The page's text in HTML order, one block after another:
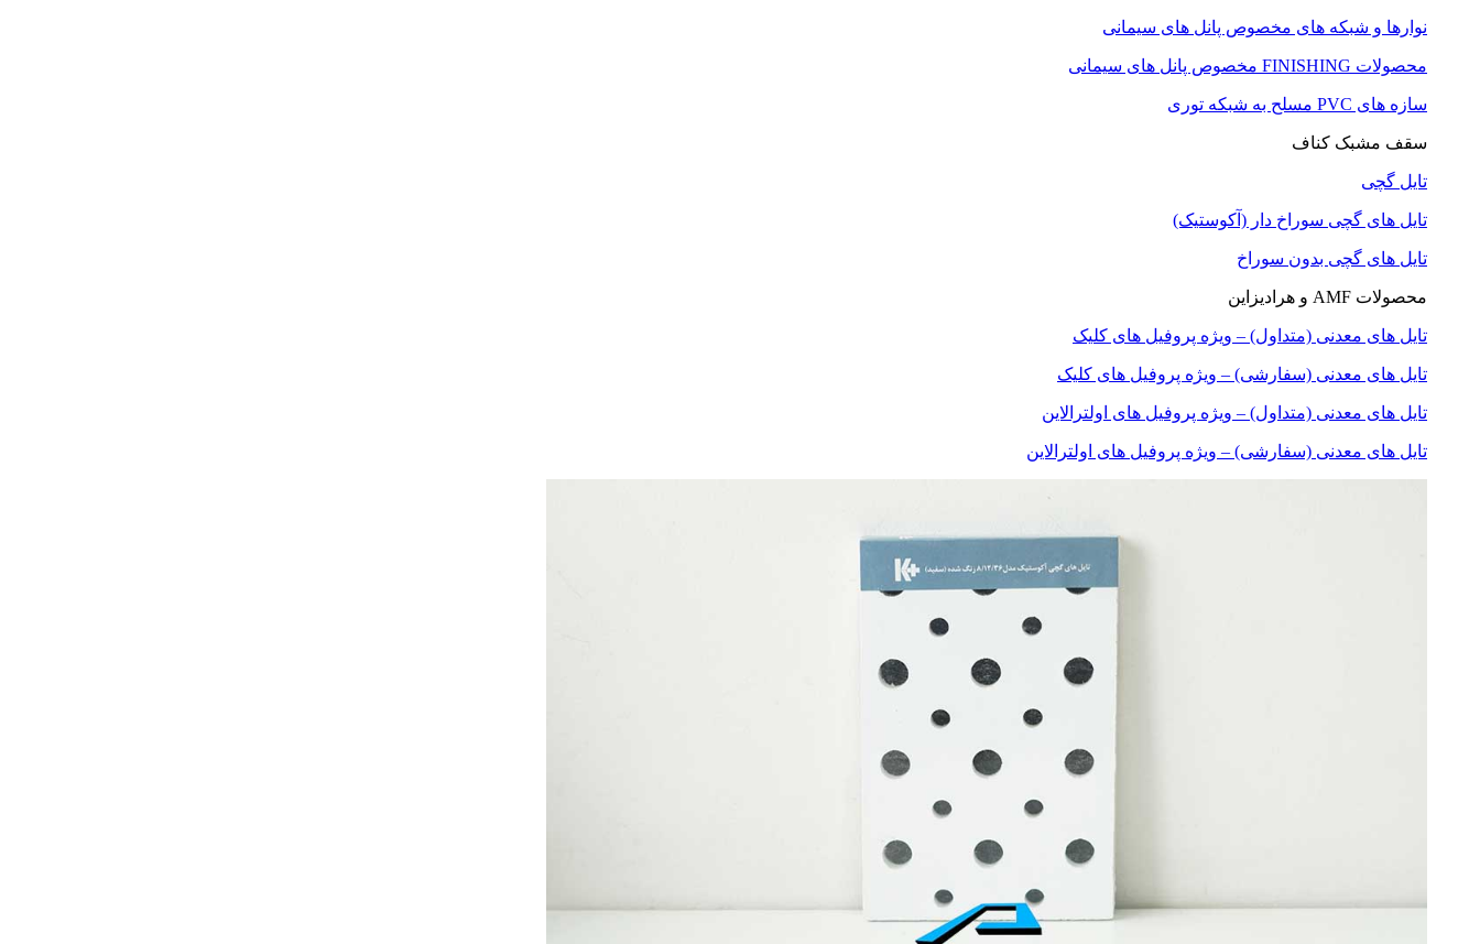
نوارها و شبکه های مخصوص پانل های سیمانی
محصولات FINISHING مخصوص پانل های سیمانی
سازه های PVC مسلح به شبکه توری
سقف مشبک کناف
تایل گچی
تایل های گچی سوراخ دار (آکوستیک)
تایل های گچی بدون سوراخ
محصولات AMF و هرادیزاین
تایل های معدنی (متداول) – ویژه پروفیل های کلیک
تایل های معدنی (سفارشی) – ویژه پروفیل های کلیک
تایل های معدنی (متداول) – ویژه پروفیل های اولترالاین
تایل های معدنی (سفارشی) – ویژه پروفیل های اولترالاین